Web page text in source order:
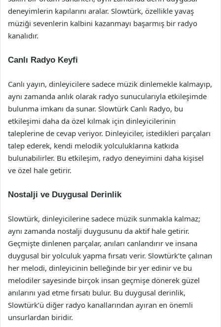
deneyimlerin kapılarını aralar. Slowtürk, özellikle yavaş
müziği sevenlerin kalbini kazanmayı başarmış bir radyo
kanalıdır.
Canlı Radyo Keyfi
Canlı yayın, dinleyicilere sadece müzik dinlemekle kalmayıp,
aynı zamanda anlık olarak radyo sunucularıyla etkileşimde
bulunma imkanı da sunar. Slowtürk Canlı Radyo, bu
etkileşimi daha da özel kılmak için dinleyicilerinin
taleplerine de cevap veriyor. Dinleyiciler, istedikleri parçaları
talep ederek, kendi melodik yolculuklarına katkıda
bulunabilirler. Bu etkileşim, radyo deneyimini daha kişisel
ve özel hale getirir.
Nostalji ve Duygusal Derinlik
Slowtürk, dinleyicilerine sadece müzik sunmakla kalmaz;
aynı zamanda nostalji duygusunu da aktif hale getirir.
Geçmişte dinlenen parçalar, anıları canlandırır ve insana
duygusal bir yolculuk yapma fırsatı verir. Slowtürk’te çalınan
her melodi, dinleyicinin belleğinde bir yer edinir ve bu
melodiler sayesinde birçok insan geçmişe dönerek güzel
anılarını yad etme fırsatı bulur. Bu duygusal derinlik,
Slowtürk’ü diğer radyo kanallarından ayıran en önemli
unsurlardan biridir.